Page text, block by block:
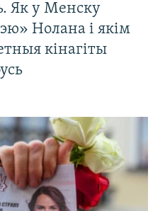
Як у Менску
Нолана і якім
кінагіты